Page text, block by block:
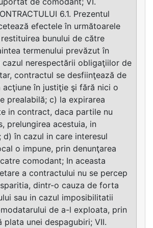
6.1. Prezentul
efectele în următoarele
bunului de către
termenului prevăzut în
nerespectării obligaţiilor de
contractul se desfiinţează de
în justiţie şi fără nici o
prealabilă; c) la expirarea
in contract, daca partile nu
prelungirea acestuia, in
în cazul in care interesul
o impune, prin denunţarea
comodant; In aceasta
a contractului nu se percep
dintr-o cauza de forta
sau in cazul imposibilitatii
de a-l exploata, prin
plata unei despagubiri; VII.